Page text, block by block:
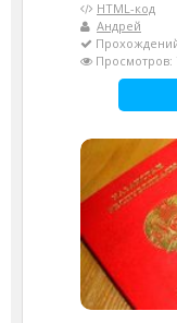
HTML-код
Андрей
Просмотров: